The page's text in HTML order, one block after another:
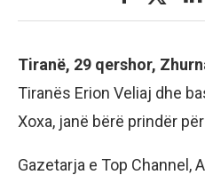
Tiranë, 29 qershor,
Tiranës Erion Veliaj dhe
Xoxa, janë bërë prindër
Gazetarja e Top Channel,